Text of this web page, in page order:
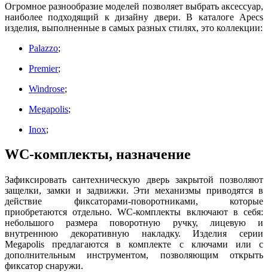
Огромное разнообразие моделей позволяет выбрать аксессуар,
наиболее подходящий к дизайну двери. В каталоге Apecs
изделия, выполненные в самых разных стилях, это коллекции:
Palazzo;
Premier;
Windrose;
Megapolis;
Inox;
WC-комплекты, назначение
Зафиксировать сантехническую дверь закрытой позволяют
защелки, замки и задвижки. Эти механизмы приводятся в
действие фиксаторами-поворотниками, которые
приобретаются отдельно. WC-комплекты включают в себя:
небольшого размера поворотную ручку, лицевую и
внутреннюю декоративную накладку. Изделия серии
Megapolis предлагаются в комплекте с ключами или с
дополнительным инструментом, позволяющим открыть
фиксатор снаружи.